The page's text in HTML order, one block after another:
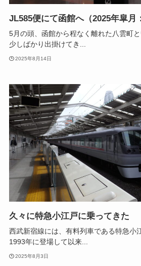
JL585便にて函館へ（2025年皐月
5月の頭、函館から程なく離れた八雲町
少しばかり出掛けてき...
2025年8月14日
久々に特急小江戸に乗ってきた
西武新宿線には、有料列車である特急小
1993年に登場して以来...
2025年8月3日